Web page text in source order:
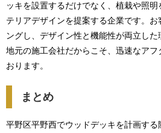
ッキを設置するだけでなく、植栽や照
テリアデザインを提案する企業です。お
ングし、デザイン性と機能性が両立した
地元の施工会社だからこそ、迅速なア
おります。
まとめ
平野区平野西でウッドデッキを計画す